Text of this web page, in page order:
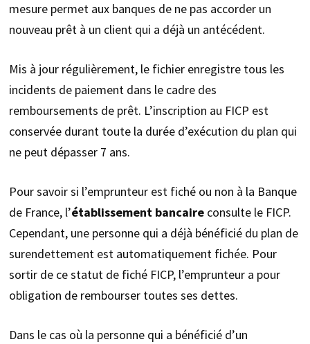
mesure permet aux banques de ne pas accorder un
nouveau prêt à un client qui a déjà un antécédent.
Mis à jour régulièrement, le fichier enregistre tous les
incidents de paiement dans le cadre des
remboursements de prêt. L’inscription au FICP est
conservée durant toute la durée d’exécution du plan qui
ne peut dépasser 7 ans.
Pour savoir si l’emprunteur est fiché ou non à la Banque
de France, l’établissement bancaireconsulte le FICP.
Cependant, une personne qui a déjà bénéficié du plan de
surendettement est automatiquement fichée. Pour
sortir de ce statut de fiché FICP, l’emprunteur a pour
obligation de rembourser toutes ses dettes.
Dans le cas où la personne qui a bénéficié d’un